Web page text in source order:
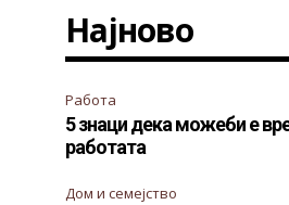
Најново
Работа
5 знаци дека можеби е
работата
Дом и семејство